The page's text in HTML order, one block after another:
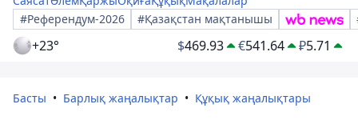
#Референдум-2026
#Қазақстан мақтанышы
+23° $469.93 €541.64 ₽5.71
Басты Барлық жаңалықтар Құқық жаңалықтары